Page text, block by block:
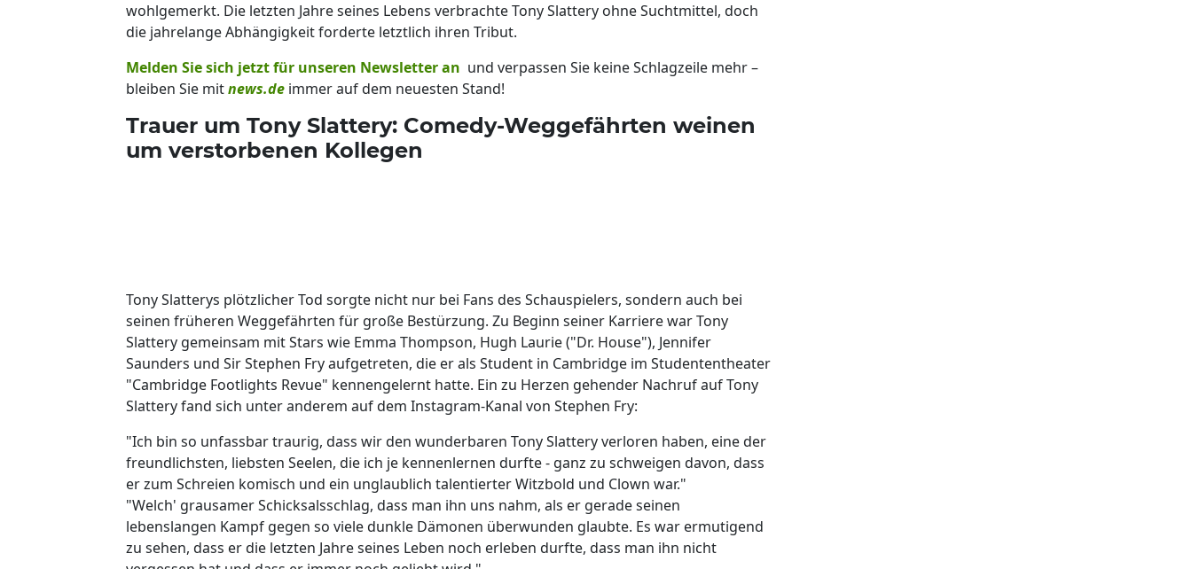
wohlgemerkt. Die letzten Jahre seines Lebens verbrachte Tony Slattery ohne Suchtmittel, doch
die jahrelange Abhängigkeit forderte letztlich ihren Tribut.
Melden Sie sich jetzt für unseren Newsletter an und verpassen Sie keine Schlagzeile mehr –
bleiben Sie mitnews.de immer auf dem neuesten Stand!
Trauer um Tony Slattery: Comedy-Weggefährten weinen
um verstorbenen Kollegen
Tony Slatterys plötzlicher Tod sorgte nicht nur bei Fans des Schauspielers, sondern auch bei
seinen früheren Weggefährten für große Bestürzung. Zu Beginn seiner Karriere war Tony
Slattery gemeinsam mit Stars wie Emma Thompson, Hugh Laurie ("Dr. House"), Jennifer
Saunders und Sir Stephen Fry aufgetreten, die er als Student in Cambridge im Studententheater
"Cambridge Footlights Revue" kennengelernt hatte. Ein zu Herzen gehender Nachruf auf Tony
Slattery fand sich unter anderem auf dem Instagram-Kanal von Stephen Fry:
"Ich bin so unfassbar traurig, dass wir den wunderbaren Tony Slattery verloren haben, eine der
freundlichsten, liebsten Seelen, die ich je kennenlernen durfte - ganz zu schweigen davon, dass
er zum Schreien komisch und ein unglaublich talentierter Witzbold und Clown war."
"Welch' grausamer Schicksalsschlag, dass man ihn uns nahm, als er gerade seinen
lebenslangen Kampf gegen so viele dunkle Dämonen überwunden glaubte. Es war ermutigend
zu sehen, dass er die letzten Jahre seines Leben noch erleben durfte, dass man ihn nicht